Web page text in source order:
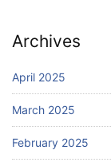
Archives
April 2025
March 2025
February 2025